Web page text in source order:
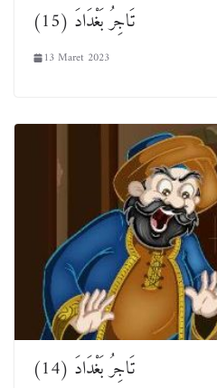
تَاجِرُ بَغْدَادَ (15)
13 Maret 2023
تَاجِرُ بَغْدَادَ (14)